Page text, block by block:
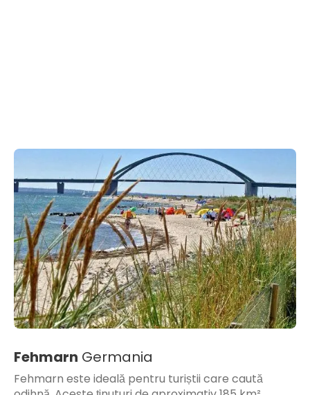
Fehmarn Germania
Fehmarn este ideală pentru turiștii care caută